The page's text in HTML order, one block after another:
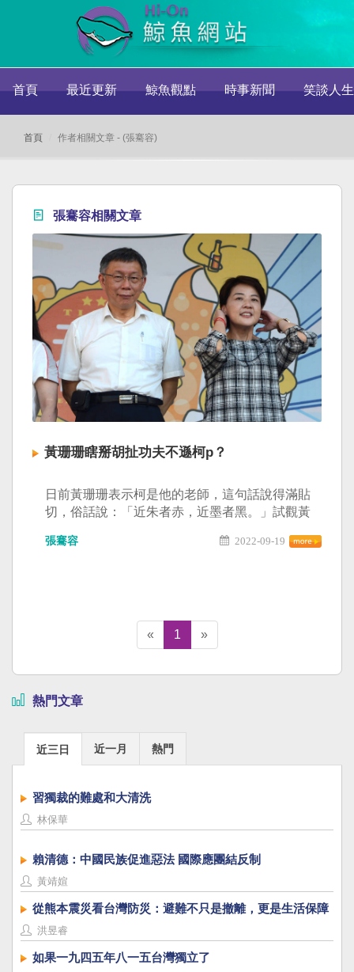
首頁 最近更新 鯨魚觀點 時事新聞 笑談人生
首頁 作者相關文章 - (張騫容)
張騫容相關文章
黃珊珊瞎掰胡扯功夫不遜柯p？
日前黃珊珊表示柯是他的老師，這句話說得滿貼
切，俗話說：「近朱者赤，近墨者黑。」試觀黃
台北市長參選人黃珊珊（右）和在台北市長柯文
不愧為柯ｐ高徒。 其二、變色龍：黃珊珊曾是新
黨、又是親民黨，又曾接受民進黨禮讓，現又與
「檳榔柯」。 其三：疫苗口水：黃珊珊頻頻以疫
疫物資，後來自行刪除惹議，柯原先認錯，後又
苗，因動線沒規畫好，許多長者冒雨排隊等一個
多小時被炮轟，柯跑得遠遠的不見人影，黃珊珊
人又在哪裡？ 其四、造口業：柯ｐ一向以「嘴
黃追隨柯ｐ久了，經柯ｐ的薰陶，在無憑無證
下，也可指控對手擋疫苗，而且口無遮攔以「害
命必遭天譴」來詛咒他人；從因果報應的觀點，
缺口德，胡亂詛咒他人，往往會迴向報應在自己
身上；筆者認為，為了選舉，無端攻擊別人，造
行事風格，像極了柯ｐ；柯ｐ每次施政滿意調
張騫容 2022-09-19
« 1 »
熱門文章
近三日 近一月 熱門
習獨裁的難處和大清洗
林保華
賴清德：中國民族促進惡法 國際應團結反制
黃靖媗
從熊本震災看台灣防災：避難不只是撤離，更是生活保障
洪昱睿
如果一九四五年八一五台灣獨立了